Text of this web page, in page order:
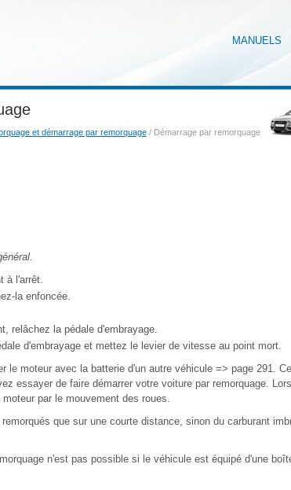
MANUELS
et démarrage par remorquage/ Démarrage par remorquage
à l'arrêt.
la enfoncée.
relâchez la pédale d'embrayage.
d'embrayage et mettez le levier de vitesse au point mort.
le moteur avec la batterie d'un autre véhicule => page 291.
essayer de faire démarrer votre voiture par remorquage.
par le mouvement des roues.
que sur une courte distance, sinon du carburant
n'est pas possible si le véhicule est équipé d'une